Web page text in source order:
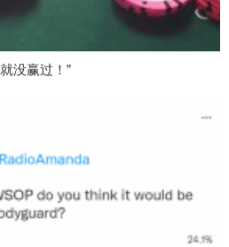
没赢过！”